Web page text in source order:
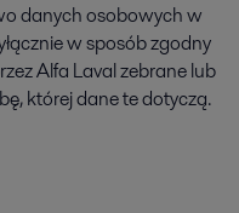
danych osobowych w
w sposób zgodny
Alfa Laval zebrane lub
której dane te dotyczą.